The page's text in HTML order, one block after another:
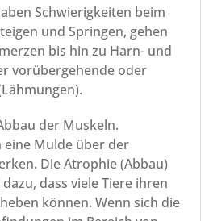
Schwierigkeiten beim
und Springen, gehen
bis hin zu Harn- und
vorübergehende oder
der Muskeln.
eine Mulde über der
Die Atrophie (Abbau)
dass viele Tiere ihren
können. Wenn sich die